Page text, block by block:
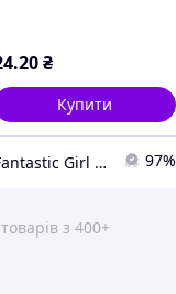
.20₴
Купити
Fantastic Girl - Косметика для душі! 97%
з 400+